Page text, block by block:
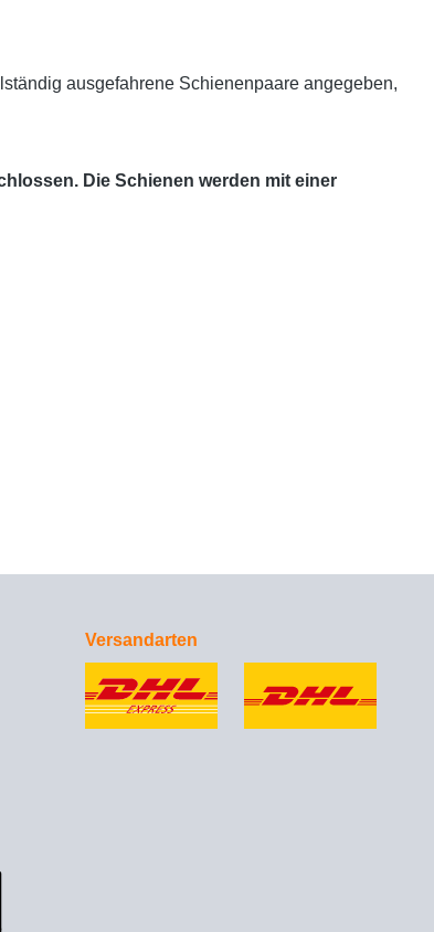
ausgefahrene Schienenpaare angegeben,
Die Schienen werden mit einer
Versandarten